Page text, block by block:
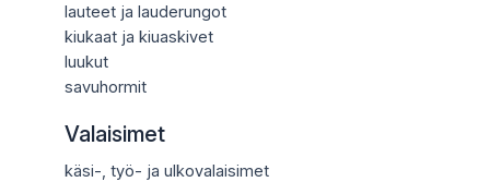
lauteet ja lauderungot
kiukaat ja kiuaskivet
luukut
savuhormit
Valaisimet
käsi-, työ- ja ulkovalaisimet